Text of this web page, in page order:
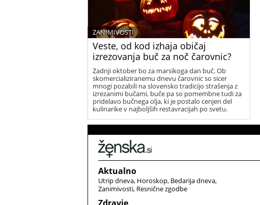
Veste, od kod izhaja običaj
izrezovanja buč za noč čarovnic?
ZANIMIVOSTI
Zadnji oktober bo za marsikoga dan buč. Ob
skomercializiranemu dnevu čarovnic so sicer
mnogi pozabili na slovensko tradicijo strašenja z
izrezanimi bučami, buče pa so pomembne tudi za
pridelavo bučnega olja, ki je postalo cenjen del
kulinarike v najboljših restavracijah po svetu.
Aktualno
Utrip dneva Horoskop Bedarija dneva
Zanimivosti Resnične zgodbe